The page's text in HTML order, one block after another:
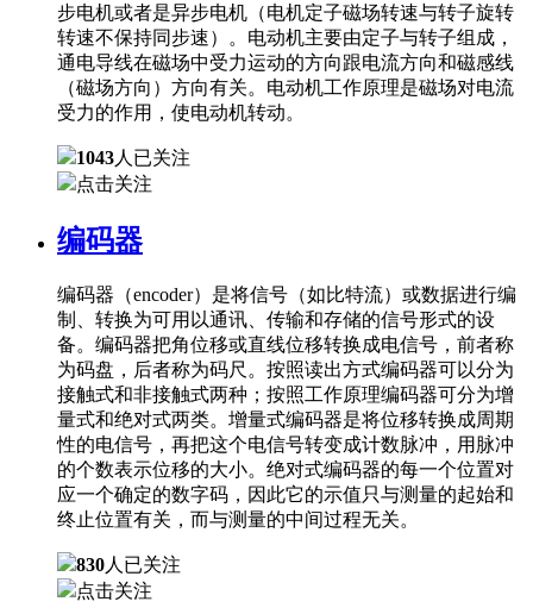
步电机或者是异步电机（电机定子磁场转速与转子旋转
转速不保持同步速）。电动机主要由定子与转子组成，
通电导线在磁场中受力运动的方向跟电流方向和磁感线
（磁场方向）方向有关。电动机工作原理是磁场对电流
受力的作用，使电动机转动。
1043人已关注
点击关注
编码器
编码器（encoder）是将信号（如比特流）或数据进行编
制、转换为可用以通讯、传输和存储的信号形式的设
备。编码器把角位移或直线位移转换成电信号，前者称
为码盘，后者称为码尺。按照读出方式编码器可以分为
接触式和非接触式两种；按照工作原理编码器可分为增
量式和绝对式两类。增量式编码器是将位移转换成周期
性的电信号，再把这个电信号转变成计数脉冲，用脉冲
的个数表示位移的大小。绝对式编码器的每一个位置对
应一个确定的数字码，因此它的示值只与测量的起始和
终止位置有关，而与测量的中间过程无关。
830人已关注
点击关注